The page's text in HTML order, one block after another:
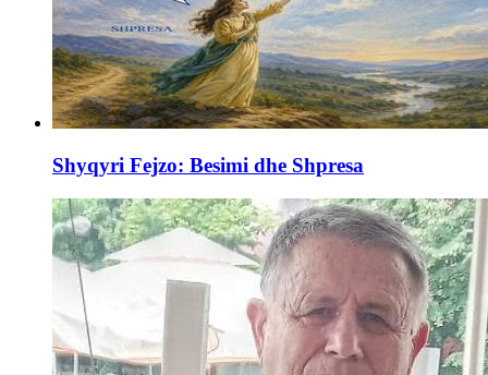
Shyqyri Fejzo: Besimi dhe Shpresa